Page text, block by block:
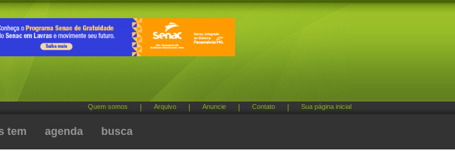
Quem somos Arquivo Anuncie Contato Sua página inicial
tem agenda busca